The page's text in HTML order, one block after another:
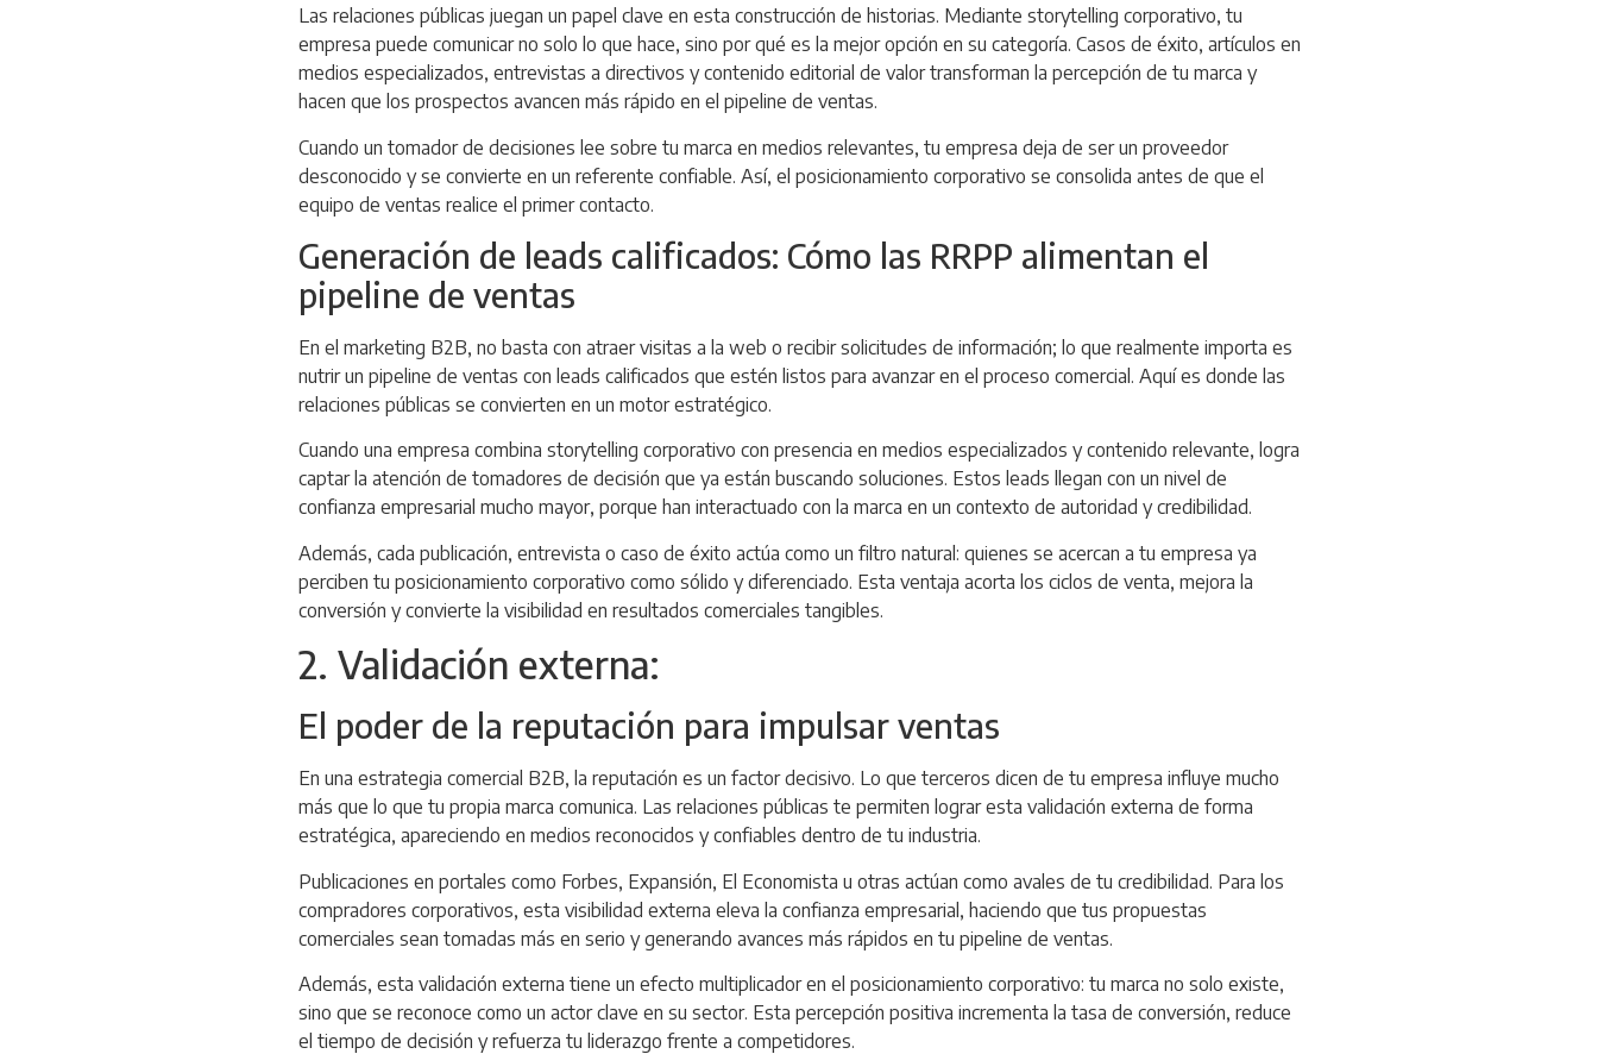
Las relaciones públicas juegan un papel clave en esta construcción de historias. Mediante storytelling corporativo, tu
empresa puede comunicar no solo lo que hace, sino por qué es la mejor opción en su categoría. Casos de éxito, artículos en
medios especializados, entrevistas a directivos y contenido editorial de valor transforman la percepción de tu marca y
hacen que los prospectos avancen más rápido en el pipeline de ventas.
Cuando un tomador de decisiones lee sobre tu marca en medios relevantes, tu empresa deja de ser un proveedor
desconocido y se convierte en un referente confiable. Así, el posicionamiento corporativo se consolida antes de que el
equipo de ventas realice el primer contacto.
Generación de leads calificados: Cómo las RRPP alimentan el
pipeline de ventas
En el marketing B2B, no basta con atraer visitas a la web o recibir solicitudes de información; lo que realmente importa es
nutrir un pipeline de ventas con leads calificados que estén listos para avanzar en el proceso comercial. Aquí es donde las
relaciones públicas se convierten en un motor estratégico.
Cuando una empresa combina storytelling corporativo con presencia en medios especializados y contenido relevante, logra
captar la atención de tomadores de decisión que ya están buscando soluciones. Estos leads llegan con un nivel de
confianza empresarial mucho mayor, porque han interactuado con la marca en un contexto de autoridad y credibilidad.
Además, cada publicación, entrevista o caso de éxito actúa como un filtro natural: quienes se acercan a tu empresa ya
perciben tu posicionamiento corporativo como sólido y diferenciado. Esta ventaja acorta los ciclos de venta, mejora la
conversión y convierte la visibilidad en resultados comerciales tangibles.
2. Validación externa:
El poder de la reputación para impulsar ventas
En una estrategia comercial B2B, la reputación es un factor decisivo. Lo que terceros dicen de tu empresa influye mucho
más que lo que tu propia marca comunica. Las relaciones públicas te permiten lograr esta validación externa de forma
estratégica, apareciendo en medios reconocidos y confiables dentro de tu industria.
Publicaciones en portales como Forbes, Expansión, El Economista u otras actúan como avales de tu credibilidad. Para los
compradores corporativos, esta visibilidad externa eleva la confianza empresarial, haciendo que tus propuestas
comerciales sean tomadas más en serio y generando avances más rápidos en tu pipeline de ventas.
Además, esta validación externa tiene un efecto multiplicador en el posicionamiento corporativo: tu marca no solo existe,
sino que se reconoce como un actor clave en su sector. Esta percepción positiva incrementa la tasa de conversión, reduce
el tiempo de decisión y refuerza tu liderazgo frente a competidores.